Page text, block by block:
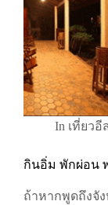
In เที่ยวอี
กินอิ่ม พักผ่อน
ถ้าหากพูดถึงจั